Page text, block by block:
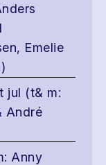
Emelie
jul (t& m:
André
Anny